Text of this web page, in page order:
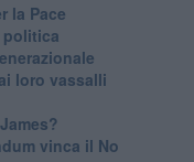
la Pace
politica
loro vassalli
vinca il No